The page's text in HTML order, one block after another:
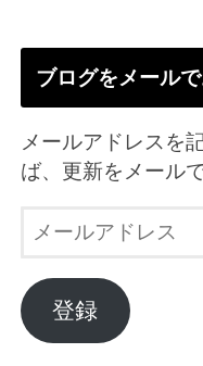
ブログをメール
メールアドレスを
ば、更新をメール
ル
ア
ド
登録